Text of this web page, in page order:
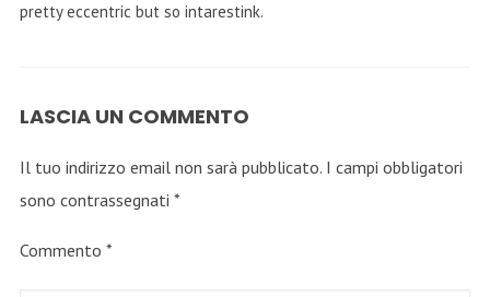
pretty eccentric but so intarestink.
LASCIA UN COMMENTO
Il tuo indirizzo email non sarà pubblicato. I campi obbligatori
sono contrassegnati *
Commento *